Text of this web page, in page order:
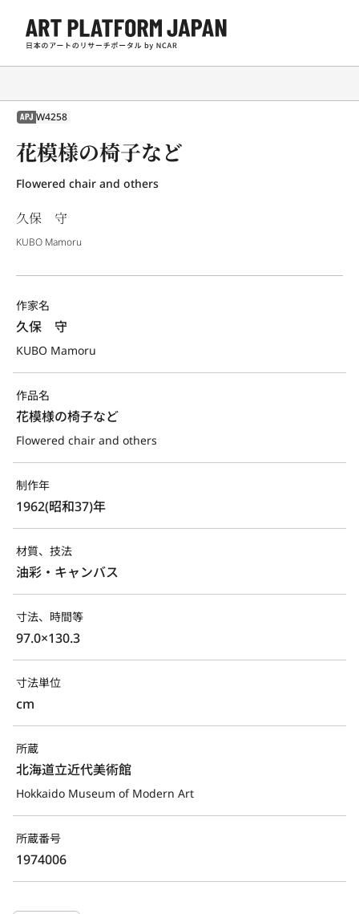
APJ W4258
花模様の椅子など
Flowered chair and others
久保 守
KUBO Mamoru
作家名
久保　守
KUBO Mamoru
作品名
花模様の椅子など
Flowered chair and others
制作年
1962(昭和37)年
材質、技法
油彩・キャンバス
寸法、時間等
97.0×130.3
寸法単位
cm
所蔵
北海道立近代美術館
Hokkaido Museum of Modern Art
所蔵番号
1974006